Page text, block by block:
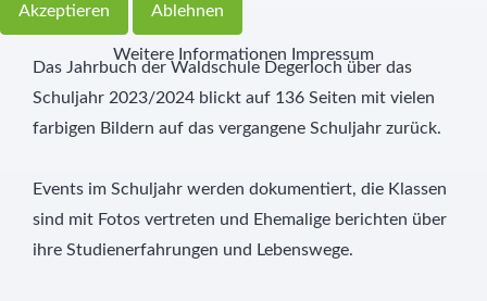
Das Jahrbuch der Waldschule Degerloch über das
Schuljahr 2023/2024 blickt auf 136 Seiten mit vielen
farbigen Bildern auf das vergangene Schuljahr zurück.
Events im Schuljahr werden dokumentiert, die Klassen
sind mit Fotos vertreten und Ehemalige berichten über
ihre Studienerfahrungen und Lebenswege.
Akzeptieren Ablehnen
Weitere Informationen Impressum